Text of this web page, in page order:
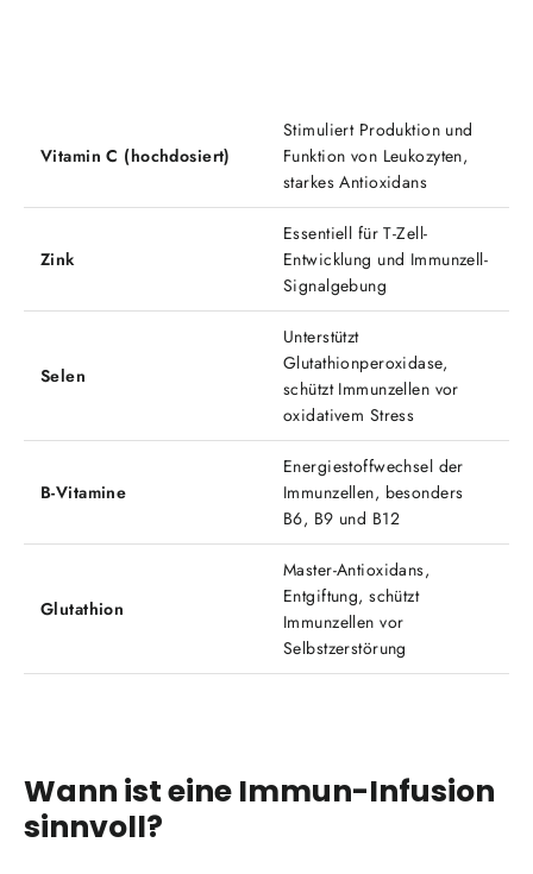
Vitamin C (hochdosiert)
Stimuliert Produktion und
Funktion von Leukozyten,
starkes Antioxidans
Zink
Essentiell für T-Zell-
Entwicklung und Immunzell-
Signalgebung
Selen
Unterstützt
Glutathionperoxidase,
schützt Immunzellen vor
oxidativem Stress
B-Vitamine
Energiestoffwechsel der
Immunzellen, besonders
B6, B9 und B12
Glutathion
Master-Antioxidans,
Entgiftung, schützt
Immunzellen vor
Selbstzerstörung
Wann ist eine Immun-Infusion
sinnvoll?